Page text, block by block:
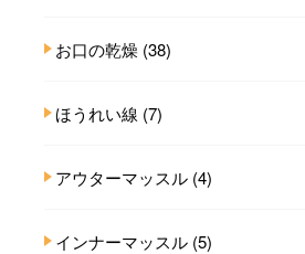
お口の乾燥 (38)
ほうれい線 (7)
アウターマッスル (4)
インナーマッスル (5)